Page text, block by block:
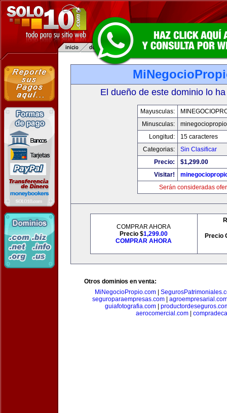
El dueño de este dominio lo
Mayusculas:
Minusculas:
Longitud:
15 caracteres
Categorias:
Sin Clasificar
Precio:
$1,299.00
Visitar!
Serán consideradas
COMPRAR AHORA
Precio $1,299.00
COMPRAR AHORA
Precio
Otros dominios en venta:
MiNegocioPropio.com|
seguroparaempresas.com
guiafotografia.com
aerocomercial.com|